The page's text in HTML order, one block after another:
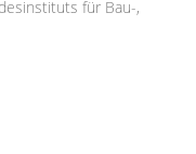
für Bau-,